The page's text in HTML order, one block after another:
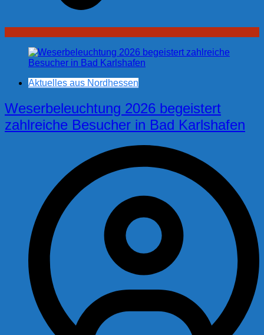
Aktuelles aus Nordhessen
Weserbeleuchtung 2026 begeistert
zahlreiche Besucher in Bad Karlshafen